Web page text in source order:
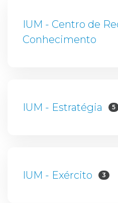
IUM - Centro de
Conhecimento
IUM - Estratégia 5
IUM - Exército 3